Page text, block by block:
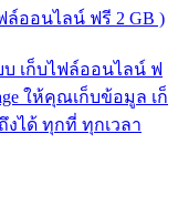
ล์ออนไลน์ ฟรี 2 GB )
เก็บไฟล์ออนไลน์ ฟ
ให้คุณเก็บข้อมูล เก็
ได้ ทุกที่ ทุกเวลา